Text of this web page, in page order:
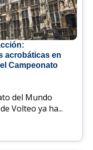
acrobáticas en
Campeonato
del Mundo
Volteo ya ha...